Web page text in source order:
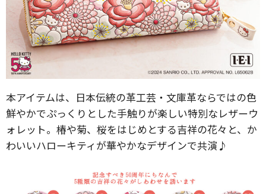
本アイテムは、日本伝統の革工芸・文庫革ならではの色
鮮やかでぷっくりとした手触りが楽しい特別なレザーウ
ォレット。椿や菊、桜をはじめとする吉祥の花々と、か
わいいハローキティが華やかなデザインで共演♪